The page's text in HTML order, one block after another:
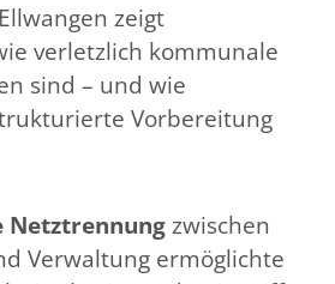
zeigt
verletzlich kommunale
sind – und wie
Vorbereitung
Netztrennungzwischen
Verwaltung ermöglichte